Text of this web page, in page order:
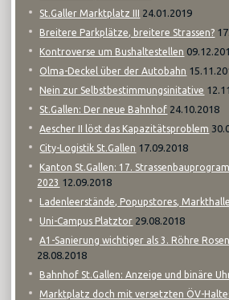
St.Galler Marktplatz III 24.01.2019
Breitere Parkplätze, breitere Strassen?
Kontroverse um Bushaltestellen
Olma-Deckel über der Autobahn
Nein zur Selbstbestimmungsinitative
St.Gallen: Der neue Bahnhof 24.10.2018
Aescher II löst das Kapazitätsproblem
City-Logistik St.Gallen 17.09.2018
Kanton St.Gallen: 17.
2023 12.09.2018
Ladenleerstände, Popupstores, Markthalle
Uni-Campus Platztor 29.08.2018
A1-Sanierung wichtiger als 3. Röhre
28.08.2018
Bahnhof St.Gallen: Anzeige und binäre
Marktplatz doch mit versetzten ÖV-